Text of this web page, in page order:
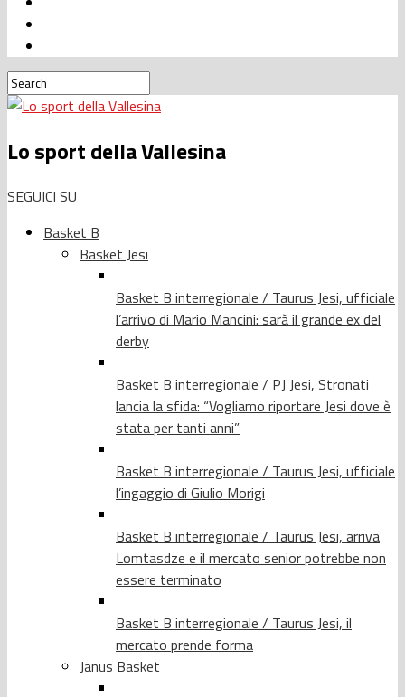
Lo sport della Vallesina
SEGUICI SU
Basket B
Basket Jesi
Basket B interregionale / Taurus Jesi, ufficiale
l’arrivo di Mario Mancini: sarà il grande ex del
derby
Basket B interregionale / PJ Jesi, Stronati
lancia la sfida: “Vogliamo riportare Jesi dove è
stata per tanti anni”
Basket B interregionale / Taurus Jesi, ufficiale
l’ingaggio di Giulio Morigi
Basket B interregionale / Taurus Jesi, arriva
Lomtasdze e il mercato senior potrebbe non
essere terminato
Basket B interregionale / Taurus Jesi, il
mercato prende forma
Janus Basket